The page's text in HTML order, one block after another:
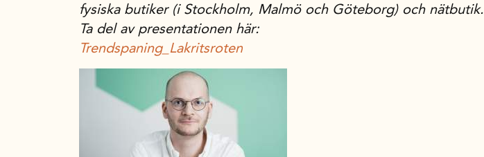
fysiska butiker (i Stockholm, Malmö och Göteborg) och nätbutik.
Ta del av presentationen här:
Trendspaning_Lakritsroten